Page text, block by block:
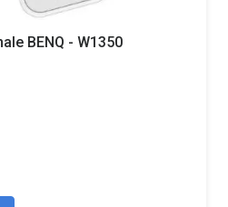
BENQ - W1350